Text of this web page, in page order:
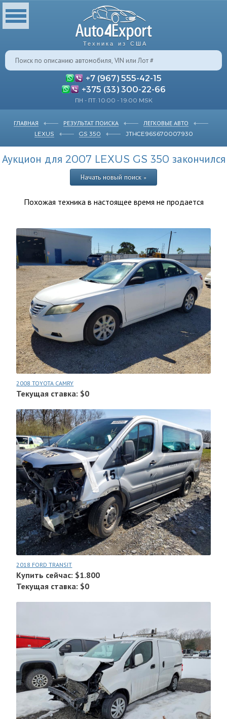
Техника из США
+7 (967) 555-42-15
+375 (33) 300-22-66
ПН - ПТ: 10:00 - 19:00 MSK
ГЛАВНАЯ РЕЗУЛЬТАТ ПОИСКА
ЛЕГКОВЫЕ АВТО
LEXUS
GS 350 JTHCE96S670007930
Аукцион для 2007 LEXUS GS 350 закончился
Начать новый поиск »
Похожая техника в настоящее время не продается
2008 TOYOTA CAMRY
Текущая ставка: $0
2018 FORD TRANSIT
Купить сейчас: $1.800
Текущая ставка: $0